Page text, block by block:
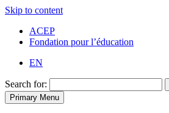
Skip to content
ACEP
Fondation pour l’éducation
EN
Search for:
Primary Menu